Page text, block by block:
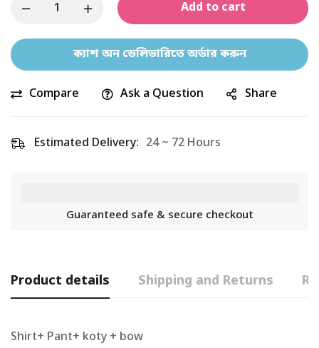
Add to cart
ক্যাশ অন ডেলিভারিতে অর্ডার করুন
Compare Ask a Question Share
Estimated Delivery: 24 ~ 72 Hours
Guaranteed safe & secure checkout
Product details Shipping and Returns
Shirt+ Pant+ koty + bow